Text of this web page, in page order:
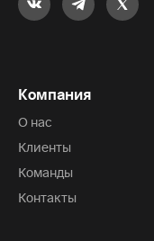
Компания
О нас
Клиенты
Команды
Контакты